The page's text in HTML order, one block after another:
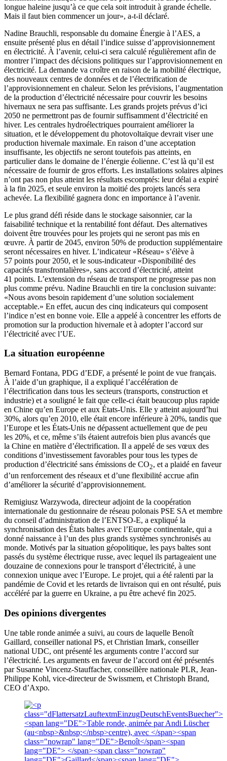
longue haleine jusqu’à ce que cela soit introduit à grande échelle.
Mais il faut bien commencer un jour», a-t-il déclaré.
Nadine Brauchli, responsable du domaine ­Énergie à l’AES, a
ensuite présenté plus en détail l’indice suisse d’approvisionnement
en électricité. À l’avenir, celui-ci sera calculé régulièrement afin de
montrer l’impact des décisions politiques sur l’approvisionnement en
électricité. La demande va croître en raison de la mobilité électrique,
des nouveaux centres de données et de l’électrification de
l’approvisionnement en chaleur. Selon les prévisions, l’augmentation
de la production d’électricité nécessaire pour couvrir les besoins
hivernaux ne sera pas suffisante. Les grands projets prévus d’ici
2050 ne permettront pas de fournir suffisamment d’électricité en
hiver. Les centrales hydro­électriques pourraient améliorer la
situation, et le développement du photovoltaïque devrait viser une
production hivernale maximale. En raison d’une acceptation
insuffisante, les objectifs ne seront toutefois pas atteints, en
particulier dans le domaine de l’énergie éolienne. C’est là qu’il est
nécessaire de fournir de gros efforts. Les installations solaires alpines
n’ont pas non plus atteint les résultats escomptés: leur délai a expiré
à la fin 2025, et seule environ la moitié des projets lancés sera
achevée. La flexibilité gagnera donc en importance à l’avenir.
Le plus grand défi réside dans le stockage saisonnier, car la
faisabilité technique et la rentabilité font défaut. Des alternatives
doivent être trouvées pour les projets qui ne seront pas mis en
œuvre. À partir de 2045, environ 50% de production supplémentaire
seront nécessaires en hiver. L’indicateur «Réseau» s’élève à
57 points pour 2050, et le sous-­indicateur «Disponibilité des
capacités transfrontalières», sans accord d’électricité, atteint
41 points. L’extension du réseau de transport ne progresse pas non
plus comme prévu. Nadine Brauchli en tire la conclusion suivante:
«Nous avons besoin rapidement d’une solution socialement
acceptable.» En effet, aucun des cinq indicateurs qui composent
l’indice n’est en bonne voie. Elle a appelé à concentrer les efforts de
promotion sur la production hivernale et à adopter l’accord sur
l’électricité avec l’UE.
La situation européenne
Bernard Fontana, PDG d’EDF, a présenté le point de vue français.
À l’aide d’un graphique, il a expliqué l’accélération de
l’électrification dans tous les secteurs (transports, construction et
industrie) et a souligné le fait que celle-ci était beaucoup plus rapide
en Chine qu’en Europe et aux États-Unis. Elle y atteint aujourd’hui
30%, alors qu’en 2010, elle était encore inférieure à 20%, tandis que
l’Europe et les États-Unis ne dépassent actuellement que de peu
les 20%, et ce, même s’ils étaient autrefois bien plus avancés que
la Chine en matière d’électrification. Il a appelé de ses vœux des
conditions d’investissement favorables pour tous les types de
production d’électricité sans émissions de CO2, et a plaidé en faveur
d’un renforcement des réseaux et d’une flexibilité accrue afin
d’améliorer la sécurité d’approvisionnement.
Remigiusz Warzywoda, directeur adjoint de la coopération
internationale du gestionnaire de réseau polonais PSE SA et membre
du conseil d’administration de l’ENTSO-E, a expliqué la
synchronisation des États baltes avec l’Europe continentale, qui a
donné naissance à l’un des plus grands systèmes synchronisés au
monde. Motivés par la situation géo­politique, les pays baltes sont
passés du système électrique russe, avec lequel ils partageaient une
douzaine de connexions pour le transport d’électricité, à une
connexion unique avec l’Europe. Le projet, qui a été ralenti par la
pandémie de Covid et les retards de livraison qui en ont résulté, puis
accéléré par la guerre en Ukraine, a pu être achevé fin 2025.
Des opinions divergentes
Une table ronde animée a suivi, au cours de laquelle Benoît
Gaillard, conseiller national PS, et Christian Imark, conseiller
national UDC, ont présenté les arguments contre l’accord sur
l’électricité. Les arguments en faveur de l’accord ont été présentés
par Susanne Vincenz-­Stauffacher, conseillère nationale PLR, Jean-
Philippe Kohl, vice-directeur de Swissmem, et Christoph Brand,
CEO d’Axpo.